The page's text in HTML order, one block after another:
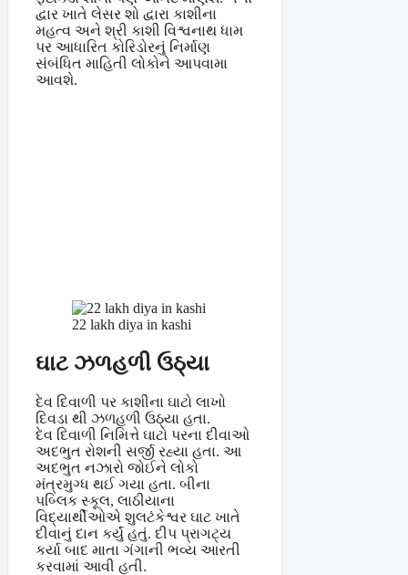
દ્વાર ખાતે લેસર શો દ્વારા કાશીના
મહત્વ અને શ્રી કાશી વિશ્વનાથ ધામ
પર આધારિત કોરિડોરનું નિર્માણ
સંબંધિત માહિતી લોકોને આપવામા
આવશે.
22 lakh diya in kashi
ઘાટ ઝળહળી ઉઠ્યા
દેવ દિવાળી પર કાશીના ઘાટો લાખો
દિવડા થી ઝળહળી ઉઠ્યા હતા.
દેવ દિવાળી નિમિત્તે ઘાટો પરના દીવાઓ
અદભુત રોશની સર્જી રહ્યા હતા. આ
અદભુત નઝારો જોઈને લોકો
મંત્રમુગ્ધ થઈ ગયા હતા. બીના
પબ્લિક સ્કૂલ, લાઠીયાના
વિદ્યાર્થીઓએ શુલટંકેશ્વર ઘાટ ખાતે
દીવાનું દાન કર્યું હતું. દીપ પ્રાગટ્ય
કર્યા બાદ માતા ગંગાની ભવ્ય આરતી
કરવામાં આવી હતી.